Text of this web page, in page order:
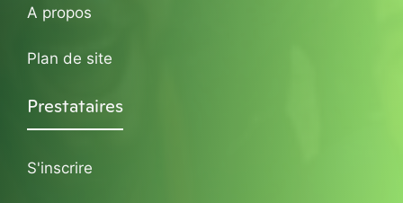
A propos
Plan de site
Prestataires
S'inscrire